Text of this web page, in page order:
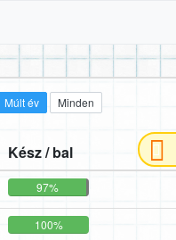
Múlt év Minden
Kész / bal
97%
100%